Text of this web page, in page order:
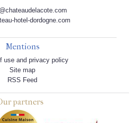
hotel-dordogne.com
Mentions
use and privacy policy
Site map
RSS Feed
partners